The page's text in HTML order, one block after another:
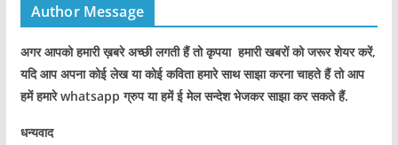
Author Message
अगर आपको हमारी ख़बरे अच्छी लगती हैं तो कृपया हमारी खबरों को जरूर शेयर करें,
यदि आप अपना कोई लेख या कोई कविता हमारे साथ साझा करना चाहते हैं तो आप
हमें हमारे whatsapp ग्रुप या हमें ई मेल सन्देश भेजकर साझा कर सकते हैं.
धन्यवाद